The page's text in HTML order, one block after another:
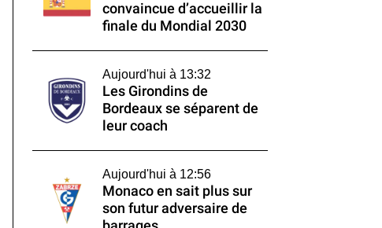
convaincue d’accueillir la
finale du Mondial 2030
Aujourd'hui à 13:32
Les Girondins de
Bordeaux se séparent de
leur coach
Aujourd'hui à 12:56
Monaco en sait plus sur
son futur adversaire de